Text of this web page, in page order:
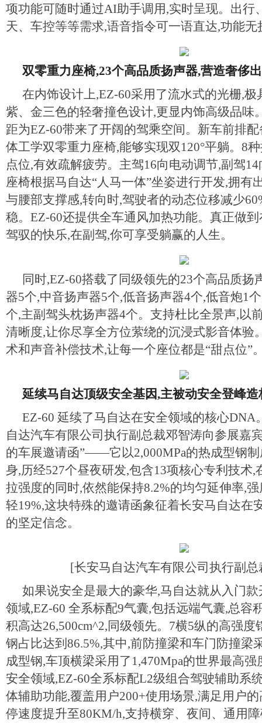
项功能可随时通过AI助手调用,实时呈现。出行
天、车控等等需求,语音指令可一语直达,功能无
双零重力座椅,23个高品质扬声器,营造奢侈
在内饰设计上,EZ-60采用了流水式的光栅,极
紫、金三色的轻奢撞色设计,更显内饰高级品味
距为EZ-60带来了开阔的驾乘空间。新车前排
体工学双零重力座椅,能够实现双120°平躺。8
点位,有效疏解疲劳。主驾16向电动调节,副驾
座椅根据马自达“人马一体”坐姿进行开发,拥有
与腰部支撑感,转向时,驾驶者的动态位移减少
稳。EZ-60还提供全车通风加热功能。真正做
驾驭的快乐,在副驾,你可享受躺赢的人生。
同时,EZ-60搭载了同级领先的23个高品质扬
器5个,中音扬声器5个,低音扬声器4个,低音炮1
个,主副驾头枕扬声器4个。支持杜比全景声,以
清晰度,让你尽享全方位萦绕的沉浸式影音体验
术和声音补偿技术,让每一个座位都是“甜点位”
延续马自达顶级安全基因,主被动安全登峰造
EZ-60 延续了马自达在安全领域的核心DNA
自达汽车有限公司执行副总裁邓智涛向参展嘉
的车展邀请函”——它以2,000MPa的热成型钢制
身,历经527个昼夜研发,包含13项核心专利技术,
拉强度的同时,依然能保持8.2%的均匀延伸率,
轻19%,这块特殊的邀请函象征着长安马自达在
的坚定信念。
[长安马自达汽车有限公司执行副
如果说安全是最大的豪华,马自达就从入门
领域,EZ-60 全系标配9气囊,包括远端气囊,总容
积高达26,500cm^2,同级领先。7横5纵的高强度
钢占比达到86.5%,其中,前防撞梁和车门防撞梁
成型钢,车顶横梁采用了1,470Mpa的世界最高
安全领域,EZ-60全系标配L2级组合驾驶辅助系
体辅助功能,覆盖用户200+使用场景,满足用户
停速度提升至80KM/h,支持横穿、夜间、通用